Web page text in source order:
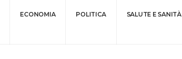
ECONOMIA POLITICA SALUTE E SANITÀ